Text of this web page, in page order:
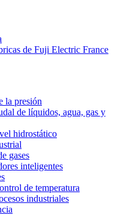
de Fuji Electric France
la presión
de líquidos, agua, gas y
hidrostático
gases
inteligentes
de temperatura
industriales